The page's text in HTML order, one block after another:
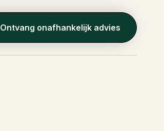
Ontvang onafhankelijk advies